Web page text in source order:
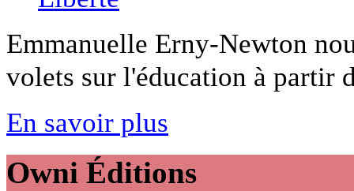
Emmanuelle Erny-Newton
volets sur l'éducation à partir
En savoir plus
Owni Éditions